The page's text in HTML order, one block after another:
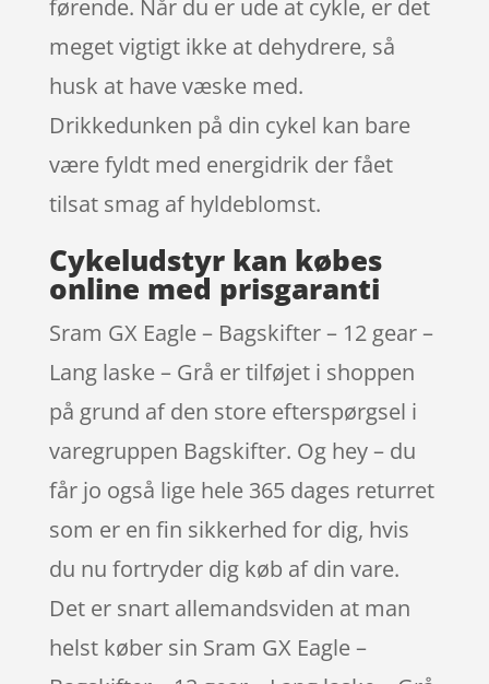
førende. Når du er ude at cykle, er det
meget vigtigt ikke at dehydrere, så
husk at have væske med.
Drikkedunken på din cykel kan bare
være fyldt med energidrik der fået
tilsat smag af hyldeblomst.
Cykeludstyr kan købes
online med prisgaranti
Sram GX Eagle – Bagskifter – 12 gear –
Lang laske – Grå er tilføjet i shoppen
på grund af den store efterspørgsel i
varegruppen Bagskifter. Og hey – du
får jo også lige hele 365 dages returret
som er en fin sikkerhed for dig, hvis
du nu fortryder dig køb af din vare.
Det er snart allemandsviden at man
helst køber sin Sram GX Eagle –